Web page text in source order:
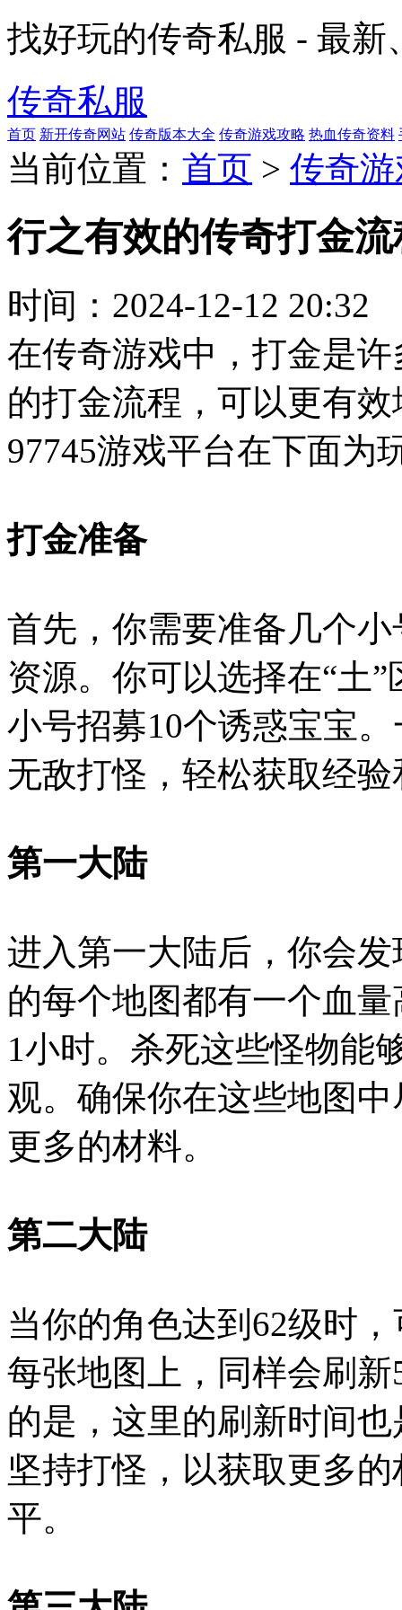
找好玩的传奇私服 - 最
传奇私服
首页 新开传奇网站 传奇版本大全 传奇游戏攻略 热血传奇资料
当前位置： 首页 > 传奇
行之有效的传奇打金
时间： 2024-12-12 20:32
在传奇游戏中，打金是
的打金流程，可以更有
97745游戏平台在下面为
打金准备
首先，你需要准备几个
资源。你可以选择在“土
小号招募10个诱惑宝宝
无敌打怪，轻松获取经
第一大陆
进入第一大陆后，你会
的每个地图都有一个血
1小时。杀死这些怪物能
观。确保你在这些地图
更多的材料。
第二大陆
当你的角色达到62级时
每张地图上，同样会刷
的是，这里的刷新时间
坚持打怪，以获取更多
平。